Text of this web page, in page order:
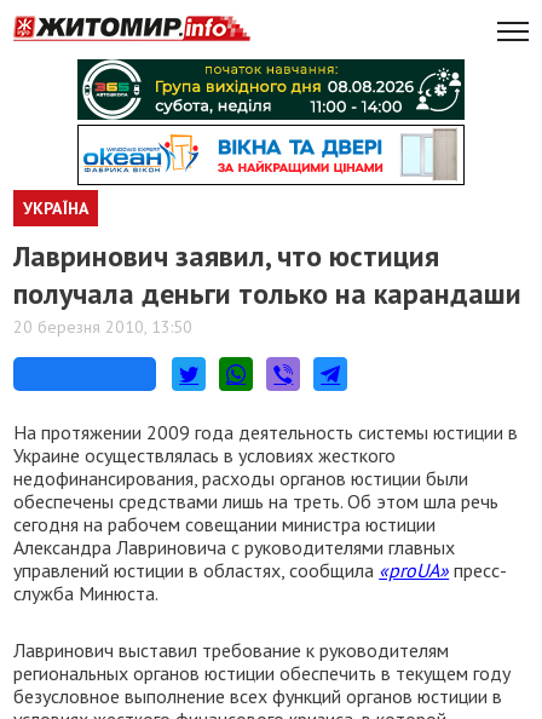
УКРАЇНА
Лавринович заявил, что юстиция
получала деньги только на карандаши
20 березня 2010, 13:50
На протяжении 2009 года деятельность системы юстиции в
Украине осуществлялась в условиях жесткого
недофинансирования, расходы органов юстиции были
обеспечены средствами лишь на треть. Об этом шла речь
сегодня на рабочем совещании министра юстиции
Александра Лавриновича с руководителями главных
управлений юстиции в областях, сообщила «proUA» пресс-
служба Минюста.
Лавринович выставил требование к руководителям
региональных органов юстиции обеспечить в текущем году
безусловное выполнение всех функций органов юстиции в